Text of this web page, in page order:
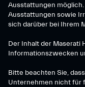
Ausstattungen
Ausstattungen sowie
sich darüber bei Ihrem
Der Inhalt der Maserati
Informationszwecken
Bitte beachten Sie,
Unternehmen nicht für